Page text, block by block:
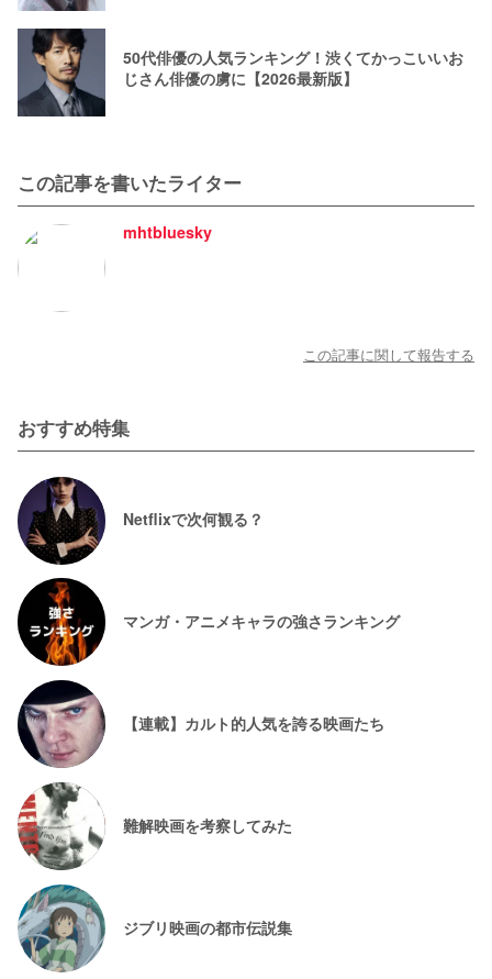
50代俳優の人気ランキング！渋くてかっこいいお
じさん俳優の虜に【2026最新版】
この記事を書いたライター
mhtbluesky
この記事に関して報告する
おすすめ特集
Netflixで次何観る？
マンガ・アニメキャラの強さランキング
【連載】カルト的人気を誇る映画たち
難解映画を考察してみた
ジブリ映画の都市伝説集